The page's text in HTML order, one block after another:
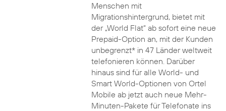
Menschen mit
Migrationshintergrund, bietet mit
der „World Flat“ ab sofort eine neue
Prepaid-Option an, mit der Kunden
unbegrenzt* in 47 Länder weltweit
telefonieren können. Darüber
hinaus sind für alle World- und
Smart World-Optionen von Ortel
Mobile ab jetzt auch neue Mehr-
Minuten-Pakete für Telefonate ins